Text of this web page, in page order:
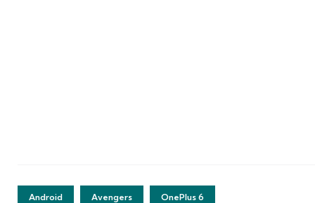
Android Avengers OnePlus 6